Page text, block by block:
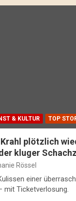
& KULTUR TOP
plötzlich
kluger
Rössel
einer
mit Ticketverlosung.